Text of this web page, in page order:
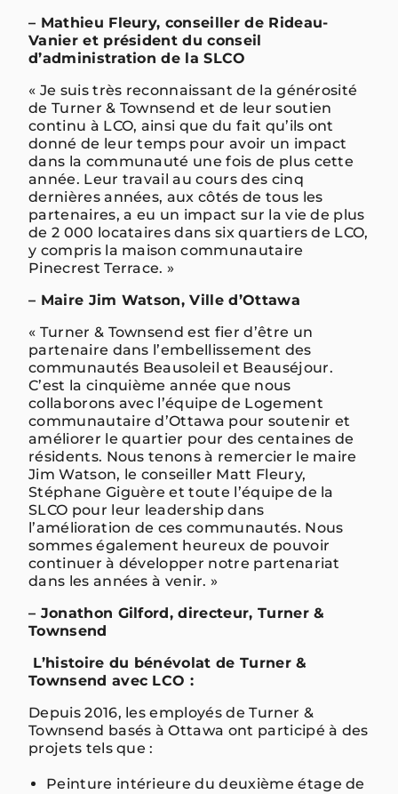
– Mathieu Fleury, conseiller de Rideau-
Vanier et président du conseil
d’administration de la SLCO
« Je suis très reconnaissant de la générosité
de Turner & Townsend et de leur soutien
continu à LCO, ainsi que du fait qu’ils ont
donné de leur temps pour avoir un impact
dans la communauté une fois de plus cette
année. Leur travail au cours des cinq
dernières années, aux côtés de tous les
partenaires, a eu un impact sur la vie de plus
de 2 000 locataires dans six quartiers de LCO,
y compris la maison communautaire
Pinecrest Terrace. »
– Maire Jim Watson, Ville d’Ottawa
« Turner & Townsend est fier d’être un
partenaire dans l’embellissement des
communautés Beausoleil et Beauséjour.
C’est la cinquième année que nous
collaborons avec l’équipe de Logement
communautaire d’Ottawa pour soutenir et
améliorer le quartier pour des centaines de
résidents. Nous tenons à remercier le maire
Jim Watson, le conseiller Matt Fleury,
Stéphane Giguère et toute l’équipe de la
SLCO pour leur leadership dans
l’amélioration de ces communautés. Nous
sommes également heureux de pouvoir
continuer à développer notre partenariat
dans les années à venir. »
– Jonathon Gilford,directeur, Turner &
Townsend
L’histoire du bénévolat de Turner &
Townsend avec LCO :
Depuis 2016, les employés de Turner &
Townsend basés à Ottawa ont participé à des
projets tels que :
Peinture intérieure du deuxième étage de